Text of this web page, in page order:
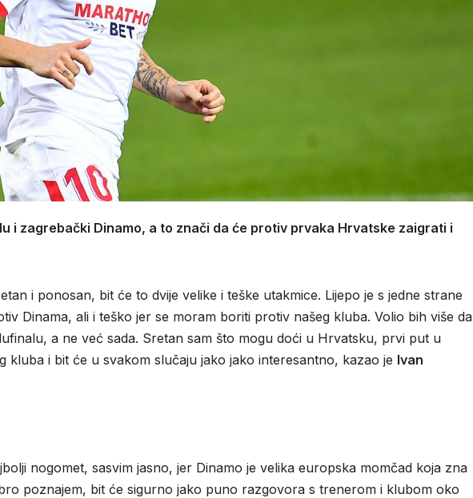
i zagrebački Dinamo, a to znači da će protiv prvaka Hrvatske zaigrati i
i ponosan, bit će to dvije velike i teške utakmice. Lijepo je s jedne strane
Dinama, ali i teško jer se moram boriti protiv našeg kluba. Volio bih više da
a ne već sada. Sretan sam što mogu doći u Hrvatsku, prvi put u
kluba i bit će u svakom slučaju jako jako interesantno, kazao je Ivan
nogomet, sasvim jasno, jer Dinamo je velika europska momčad koja zna
poznajem, bit će sigurno jako puno razgovora s trenerom i klubom oko